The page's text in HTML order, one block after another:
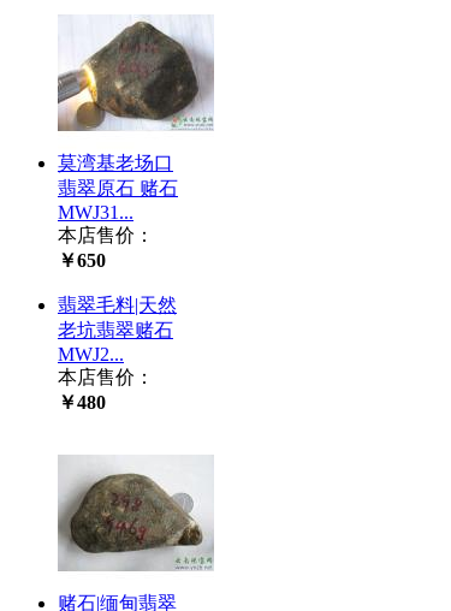
莫湾基老场口
翡翠原石 赌石
MWJ31...
本店售价：
￥650
翡翠毛料|天然
老坑翡翠赌石
MWJ2...
本店售价：
￥480
赌石|缅甸翡翠